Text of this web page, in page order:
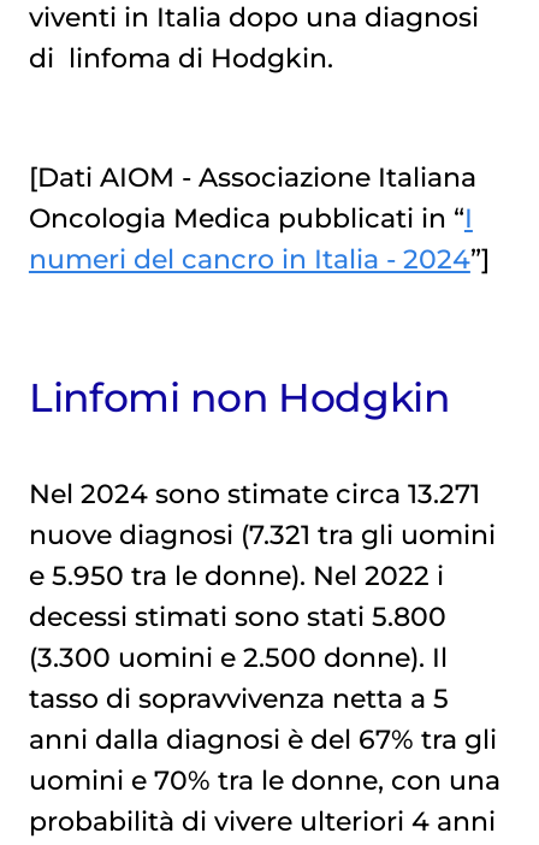
viventi in Italia dopo una diagnosi
di linfoma di Hodgkin.
[Dati AIOM - Associazione Italiana
Oncologia Medica pubblicati in “I
numeri del cancro in Italia - 2024”]
Linfomi non Hodgkin
Nel 2024 sono stimate circa 13.271
nuove diagnosi (7.321 tra gli uomini
e 5.950 tra le donne). Nel 2022 i
decessi stimati sono stati 5.800
(3.300 uomini e 2.500 donne). Il
tasso di sopravvivenza netta a 5
anni dalla diagnosi è del 67% tra gli
uomini e 70% tra le donne, con una
probabilità di vivere ulteriori 4 anni